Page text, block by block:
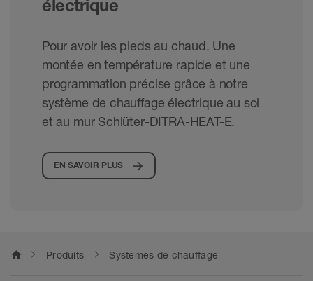
électrique
Pour avoir les pieds au chaud. Une
montée en température rapide et une
programmation précise grâce à notre
système de chauffage électrique au sol
et au mur Schlüter-DITRA-HEAT-E.
EN SAVOIR PLUS
home Produits Systèmes de chauffage